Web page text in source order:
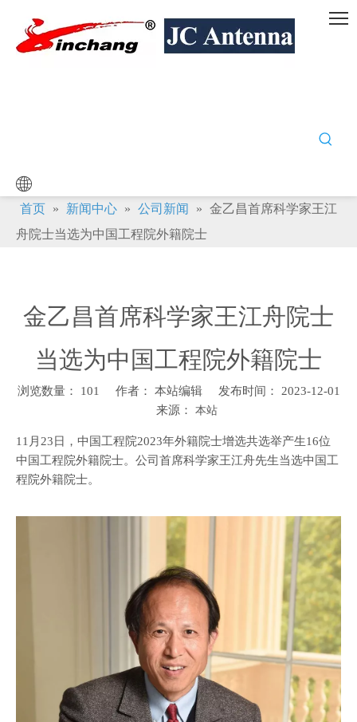
首页 » 新闻中心 » 公司新闻 » 金乙昌首席科学家王江
舟院士当选为中国工程院外籍院士
金乙昌首席科学家王江舟院士
当选为中国工程院外籍院士
浏览数量： 101
作者： 本站编辑 发布时间： 2023-12-01
来源： 本站
11月23日，中国工程院2023年外籍院士增选共选举产生16位
中国工程院外籍院士。公司首席科学家王江舟先生当选中国工
程院外籍院士。